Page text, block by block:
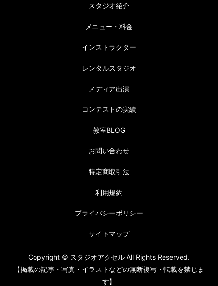
スタジオ紹介
メニュー・料金
インストラクター
レンタルスタジオ
メディア出演
コンテストの実績
教室BLOG
お問い合わせ
特定商取引法
利用規約
プライバシーポリシー
サイトマップ
Copyright © スタジオアクセル All Rights Reserved.
【掲載の記事・写真・イラストなどの無断複写・転載を禁じま
す】